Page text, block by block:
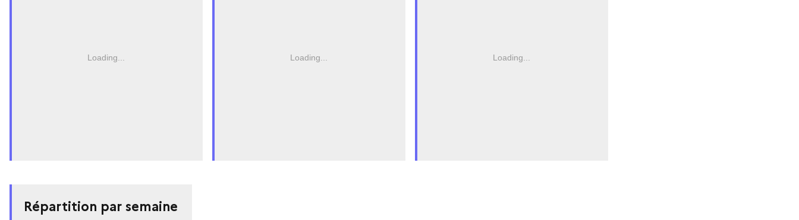
Loading... Loading... Loading...
Répartition par semaine